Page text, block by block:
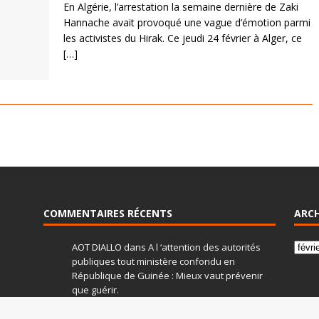
En Algérie, l’arrestation la semaine dernière de Zaki
Hannache avait provoqué une vague d’émotion parmi
les activistes du Hirak. Ce jeudi 24 février à Alger, ce
[…]
COMMENTAIRES RÉCENTS
AOT DIALLO dans A l ‘attention des autorités
publiques tout ministère confondu en
République de Guinée : Mieux vaut prévenir
que guérir.